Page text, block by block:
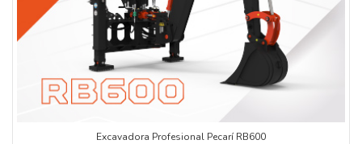
Excavadora Profesional Pecarí RB600